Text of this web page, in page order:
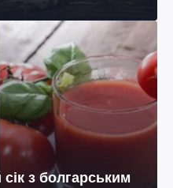
з болгарським